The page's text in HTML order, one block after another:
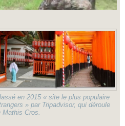
en 2015 « site le plus populaire
» par Tripadvisor, qui déroule
Cros.